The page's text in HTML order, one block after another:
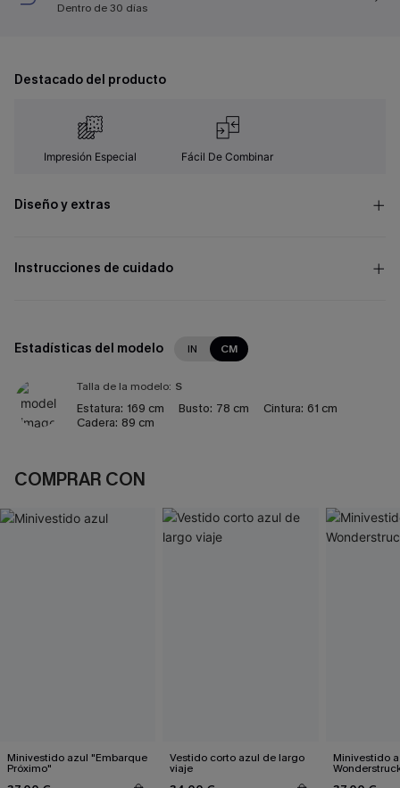
Dentro de 30 días
Destacado del producto
Impresión Especial Fácil De Combinar
Diseño y extras
Instrucciones de cuidado
Estadísticas del modelo IN CM
Talla de la modelo: S
Estatura: 169 cm Busto: 78 cm Cintura: 61 cm
Cadera: 89 cm
COMPRAR CON
Minivestido azul "Embarque
Próximo"
Vestido corto azul de largo
viaje
Minivestido